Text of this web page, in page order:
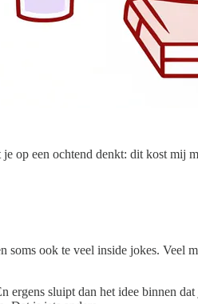
op een ochtend denkt: dit kost mij
soms ook te veel inside jokes. Veel
ergens sluipt dan het idee binnen